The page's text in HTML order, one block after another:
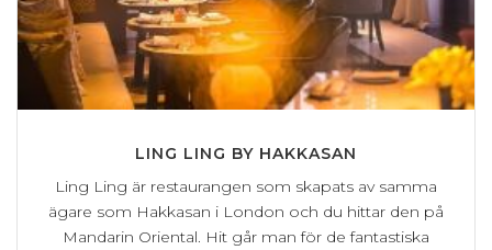
LING LING BY HAKKASAN
Ling Ling är restaurangen som skapats av samma
ägare som Hakkasan i London och du hittar den på
Mandarin Oriental. Hit går man för de fantastiska